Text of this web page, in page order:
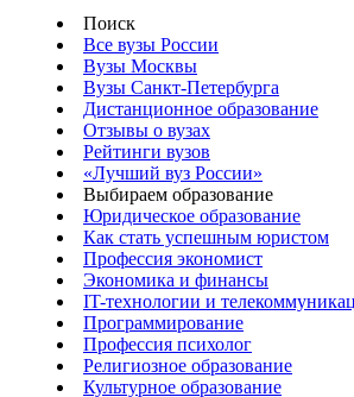
Поиск
Все вузы России
Вузы Москвы
Вузы Санкт-Петербурга
Дистанционное образование
Отзывы о вузах
Рейтинги вузов
«Лучший вуз России»
Выбираем образование
Юридическое образование
Как стать успешным юристом
Профессия экономист
Экономика и финансы
IT-технологии и
Программирование
Профессия психолог
Религиозное образование
Культурное образование